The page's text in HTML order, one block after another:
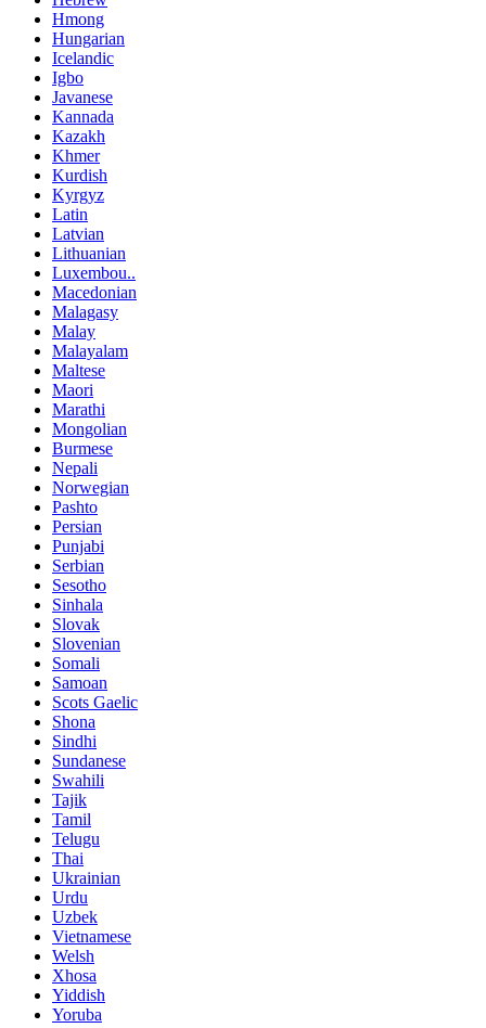
Hmong
Hungarian
Icelandic
Igbo
Javanese
Kannada
Kazakh
Khmer
Kurdish
Kyrgyz
Latin
Latvian
Lithuanian
Luxembou..
Macedonian
Malagasy
Malay
Malayalam
Maltese
Maori
Marathi
Mongolian
Burmese
Nepali
Norwegian
Pashto
Persian
Punjabi
Serbian
Sesotho
Sinhala
Slovak
Slovenian
Somali
Samoan
Scots Gaelic
Shona
Sindhi
Sundanese
Swahili
Tajik
Tamil
Telugu
Thai
Ukrainian
Urdu
Uzbek
Vietnamese
Welsh
Xhosa
Yiddish
Yoruba